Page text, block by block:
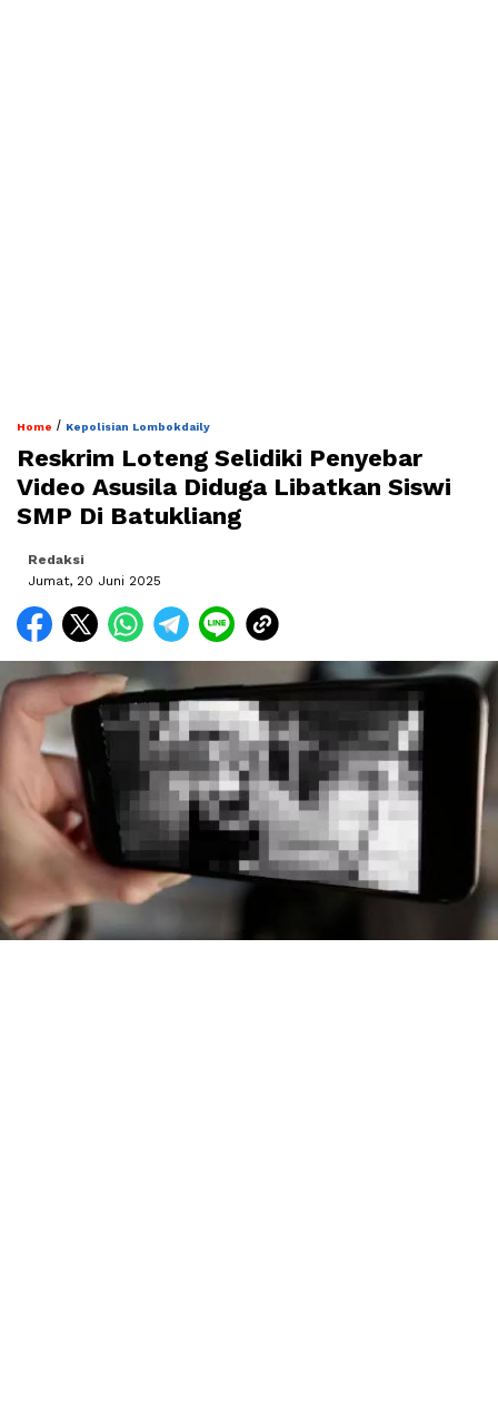
Home / Kepolisian Lombokdaily
‎Reskrim Loteng Selidiki Penyebar
Video Asusila Diduga Libatkan Siswi
SMP Di Batukliang
Redaksi
Jumat, 20 Juni 2025